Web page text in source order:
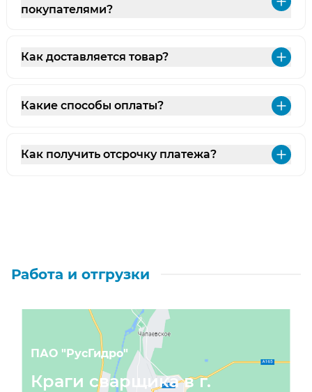
покупателями?
Как доставляется товар?
Какие способы оплаты?
Как получить отсрочку платежа?
Работа и отгрузки
ПАО "РусГидро"
Краги сварщика в г.